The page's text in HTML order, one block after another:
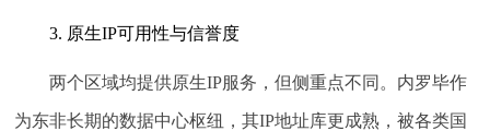
3. 原生IP可用性与信誉度
两个区域均提供原生IP服务，但侧重点不同。内罗毕作
为东非长期的数据中心枢纽，其IP地址库更成熟，被各类国